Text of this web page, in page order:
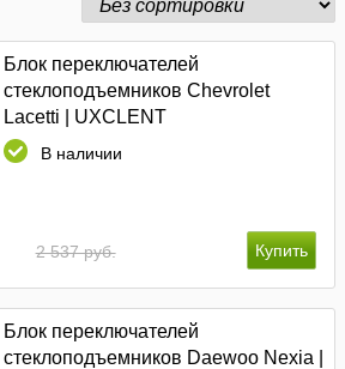
Блок переключателей
стеклоподъемников Chevrolet
Lacetti | UXCLENT
В наличии
2 537 руб.
Блок переключателей
стеклоподъемников Daewoo Nexia |